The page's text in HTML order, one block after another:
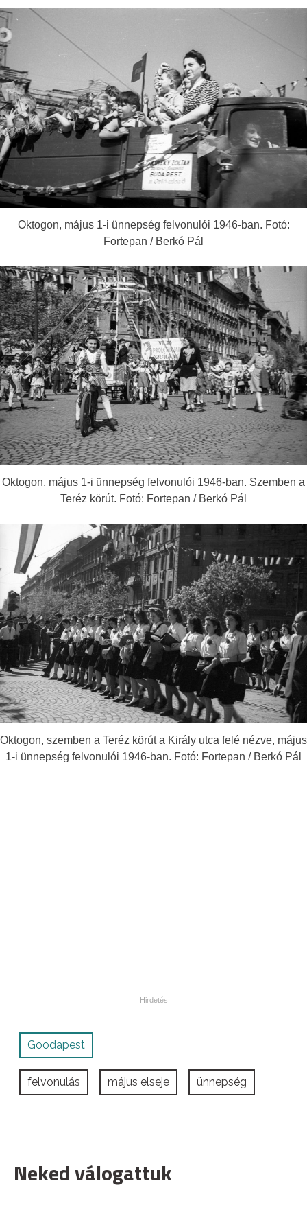
Oktogon, május 1-i ünnepség felvonulói 1946-ban. Fotó:
Fortepan / Berkó Pál
Oktogon, május 1-i ünnepség felvonulói 1946-ban. Szemben a
Teréz körút. Fotó: Fortepan / Berkó Pál
Oktogon, szemben a Teréz körút a Király utca felé nézve, május
1-i ünnepség felvonulói 1946-ban. Fotó: Fortepan / Berkó Pál
Goodapest
felvonulás május elseje ünnepség
Neked válogattuk